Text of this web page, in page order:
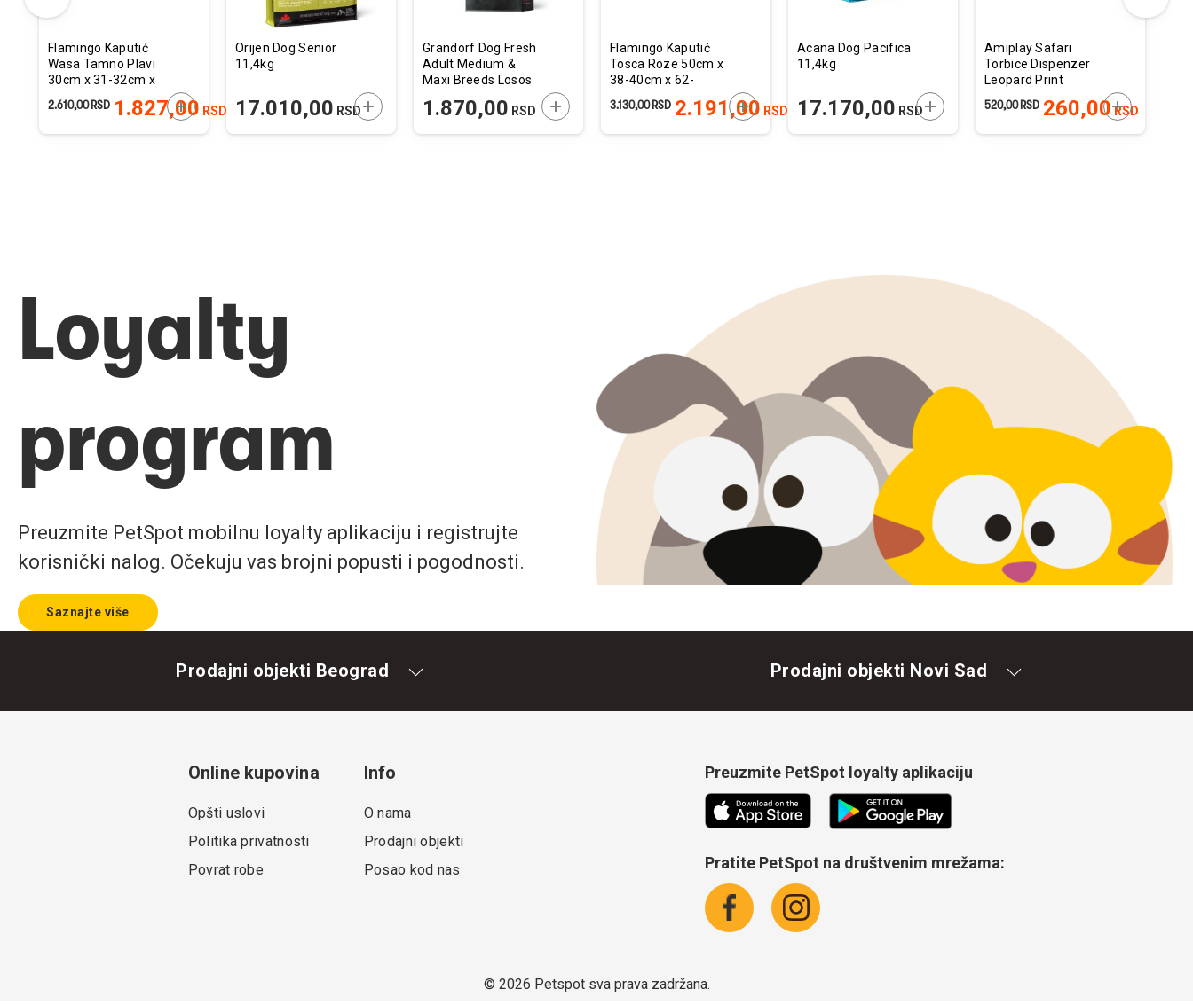
U KORPU
Flamingo Kaputić
Wasa Tamno Plavi
30cm x 31-32cm x
1.827,00 RSD
2.610,00RSD DODAJTE U KORPU
Orijen Dog Senior
11,4kg
17.010,00 RSDDODAJTE U KORPU
Grandorf Dog Fresh
Adult Medium &
Maxi Breeds Losos
1.870,00 RSD DODAJTE U KORPU
Flamingo Kaputić
Tosca Roze 50cm x
38-40cm x 62-
2.191,00 RSD
3.130,00RSD DODAJTE U KORPU
Acana Dog Pacifica
11,4kg
17.170,00 RSDDODAJTE U KORPU
Amiplay Safari
Torbice Dispenzer
Leopard Print
260,00RSD
520,00RSD DODAJTE U
Loyalty
program
Preuzmite PetSpot mobilnu loyalty aplikaciju i registrujte
korisnički nalog. Očekuju vas brojni popusti i pogodnosti.
Saznajte više
Prodajni objekti Beograd Prodajni objekti Novi Sad
Online kupovina
Opšti uslovi
Politika privatnosti
Povrat robe
Info
O nama
Prodajni objekti
Posao kod nas
Preuzmite PetSpot loyalty aplikaciju
Pratite PetSpot na društvenim mrežama:
© 2026 Petspot sva prava zadržana.